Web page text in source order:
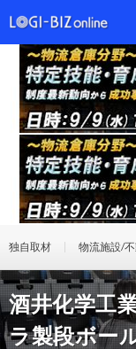
独自取材 物流施設/
酒井化学工
ラ製段ボー